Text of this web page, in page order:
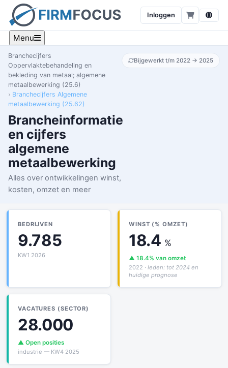
Inloggen
Menu
Branchecijfers
Oppervlaktebehandeling en
bekleding van metaal; algemene
metaalbewerking (25.6)
Branchecijfers Algemene
metaalbewerking (25.62)
Brancheinformatie
en cijfers
algemene
metaalbewerking
Alles over ontwikkelingen winst,
kosten, omzet en meer
Bijgewerkt t/m 2022 → 2025
BEDRIJVEN
9.785
KW1 2026
WINST (% OMZET)
18.4 %
▲ 18.4% van omzet
2022 · leden: tot 2024 en
huidige prognose
VACATURES (SECTOR)
28.000
▲ Open posities
industrie — KW4 2025